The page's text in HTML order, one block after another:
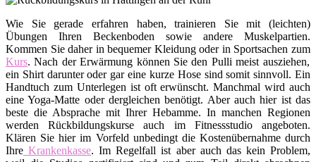
Wie Sie gerade erfahren haben, trainieren Sie mit (leichten)
Übungen Ihren Beckenboden sowie andere Muskelpartien.
Kommen Sie daher in bequemer Kleidung oder in Sportsachen zum
Kurs. Nach der Erwärmung können Sie den Pulli meist ausziehen,
ein Shirt darunter oder gar eine kurze Hose sind somit sinnvoll. Ein
Handtuch zum Unterlegen ist oft erwünscht. Manchmal wird auch
eine Yoga-Matte oder dergleichen benötigt. Aber auch hier ist das
beste die Absprache mit Ihrer Hebamme. In manchen Regionen
werden Rückbildungskurse auch im Fitnessstudio angeboten.
Klären Sie hier im Vorfeld unbedingt die Kostenübernahme durch
Ihre Krankenkasse. Im Regelfall ist aber auch das kein Problem,